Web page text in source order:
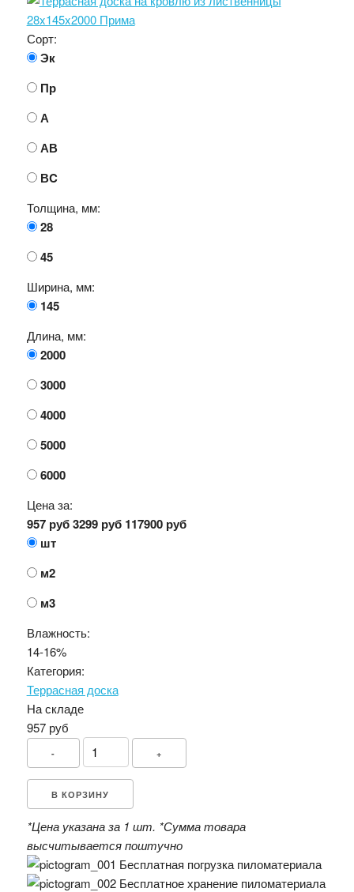
Сорт:
Эк
Пр
А
АВ
ВC
Толщина, мм:
28
45
Ширина, мм:
145
Длина, мм:
2000
3000
4000
5000
6000
Цена за:
957 руб 3299 руб 117900 руб
шт
м2
м3
Влажность:
14-16%
Категория:
Террасная доска
На складе
957 руб
- +
В КОРЗИНУ
*Цена указана за 1 шт. *Сумма товара
высчитывается поштучно
Бесплатная погрузка пиломатериала
Бесплатное хранение пиломатериала